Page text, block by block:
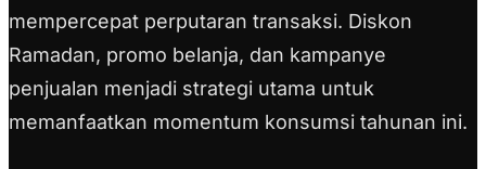
mempercepat perputaran transaksi. Diskon
Ramadan, promo belanja, dan kampanye
penjualan menjadi strategi utama untuk
memanfaatkan momentum konsumsi tahunan ini.